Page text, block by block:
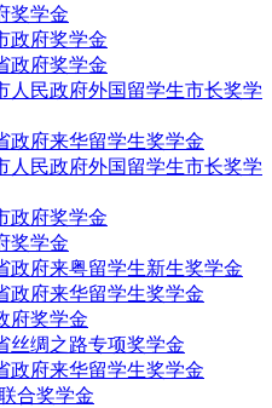
奖学金
政府奖学金
政府奖学金
人民政府外国留学生市长奖学
政府来华留学生奖学金
人民政府外国留学生市长奖学
政府奖学金
奖学金
政府来粤留学生新生奖学金
政府来华留学生奖学金
府奖学金
丝绸之路专项奖学金
政府来华留学生奖学金
合奖学金